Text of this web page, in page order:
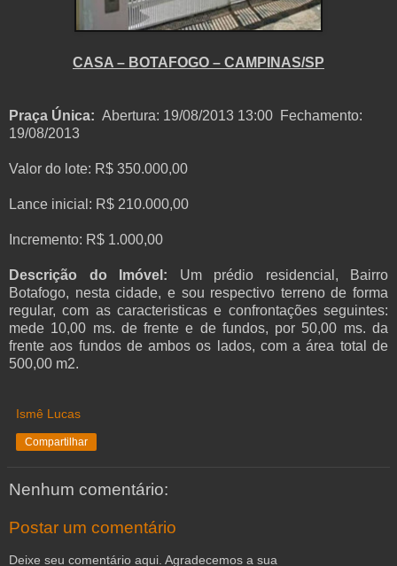
CASA – BOTAFOGO – CAMPINAS/SP
Praça Única: Abertura: 19/08/2013 13:00 Fechamento:
19/08/2013
Valor do lote: R$ 350.000,00
Lance inicial: R$ 210.000,00
Incremento: R$ 1.000,00
Descrição do Imóvel: Um prédio residencial, Bairro
Botafogo, nesta cidade, e sou respectivo terreno de forma
regular, com as caracteristicas e confrontações seguintes:
mede 10,00 ms. de frente e de fundos, por 50,00 ms. da
frente aos fundos de ambos os lados, com a área total de
500,00 m2.
Ismê Lucas
Compartilhar
Nenhum comentário:
Postar um comentário
Deixe seu comentário aqui. Agradecemos a sua